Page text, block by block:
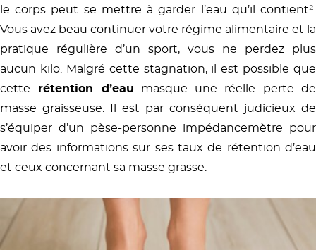
le corps peut se mettre à garder l’eau qu’il contient².
Vous avez beau continuer votre régime alimentaire et la
pratique régulière d’un sport, vous ne perdez plus
aucun kilo. Malgré cette stagnation, il est possible que
cette rétention d’eau masque une réelle perte de
masse graisseuse. Il est par conséquent judicieux de
s’équiper d’un pèse-personne impédancemètre pour
avoir des informations sur ses taux de rétention d’eau
et ceux concernant sa masse grasse.